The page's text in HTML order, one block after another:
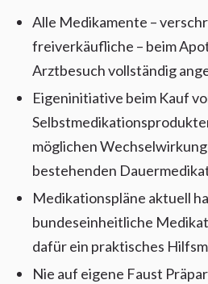
Alle Medikamente –
freiverkäufliche – beim
Arztbesuch vollständig
Eigeninitiative beim Kauf
möglichen
bestehenden
Medikationspläne aktuell
bundeseinheitliche
dafür ein praktisches
Nie auf eigene Faust